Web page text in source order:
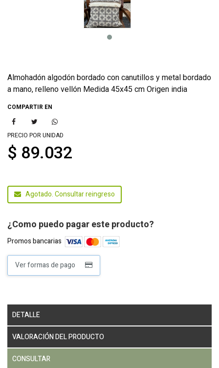
Almohadón algodón bordado con canutillos y metal bordado
a mano, relleno vellón Medida 45x45 cm Origen india
COMPARTIR EN
PRECIO POR UNIDAD
$ 89.032
Agotado. Consultar reingreso
¿Como puedo pagar este producto?
Promos bancarias
Ver formas de pago
DETALLE
VALORACIÓN DEL PRODUCTO
CONSULTAR